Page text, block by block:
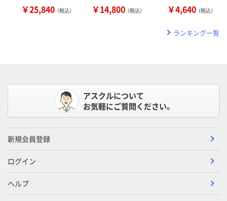
￥25,840 （税込） ￥14,800 （税込） ￥4,640 （税込）
ランキング一覧
アスクルについて
お気軽にご質問ください。
新規会員登録
ログイン
ヘルプ